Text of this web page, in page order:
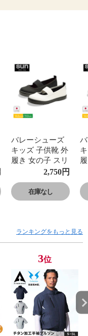
バレーシューズ
キッズ 子供靴 外
履き 女の子 スリ
ッポン 3E 軽量
無地 黒 白 フォ
ーマル 入学式 卒
業式 入園式 卒園
2,750円
在庫なし
ランキングをもっと見る
3位